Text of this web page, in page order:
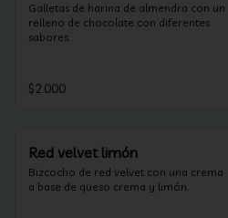
Galletas de harina de almendra con un
relleno de chocolate con diferentes
sabores.
$2.000
Red velvet limón
Bizcocho de red velvet con una crema
a base de queso crema y limón.